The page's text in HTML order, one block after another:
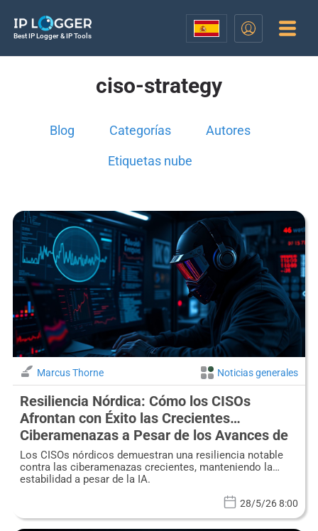
Best IP Logger & IP Tools
ciso-strategy
Blog Categorías Autores
Etiquetas nube
Marcus Thorne Noticias generales
Resiliencia Nórdica: Cómo los CISOs
Afrontan con Éxito las Crecientes
Ciberamenazas a Pesar de los Avances de
la IA
Los CISOs nórdicos demuestran una resiliencia notable
contra las ciberamenazas crecientes, manteniendo la
estabilidad a pesar de la IA.
28/5/26 8:00